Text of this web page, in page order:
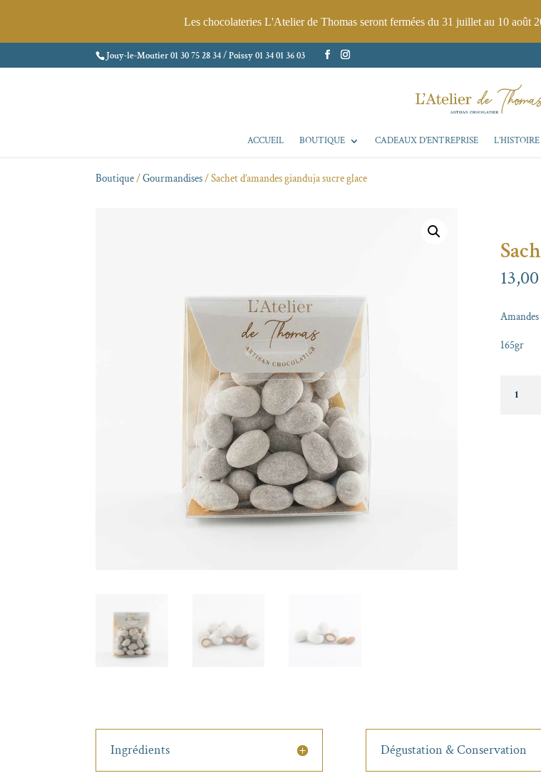
Jouy-le-Moutier01 30 75 28 34/ Poissy01 34 01 36 03
ACCUEIL BOUTIQUE CADEAUX D’ENTREPRISE
Boutique/Gourmandises/ Sachet d’amandes gianduja sucre glace
13,00
Amandes
165gr
Ingrédients Dégustation & Conservation
Les chocolateries L'Atelier de Thomas seront fermées du 31 juillet au 10 août